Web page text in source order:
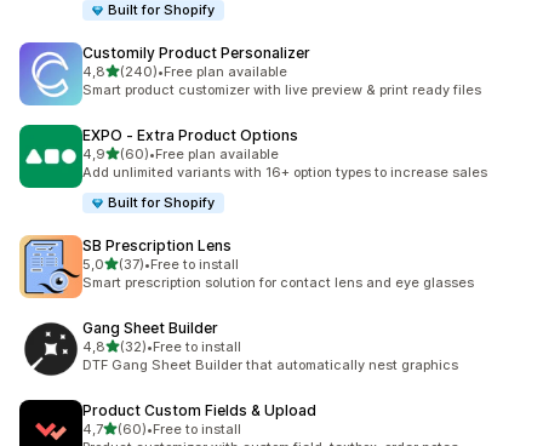
Built for Shopify
Customily Product Personalizer
4,85 yıldız üzerinden
(240)
toplam 240 değerlendirme
•Free plan available
Smart product customizer with live preview & print ready files
EXPO ‑ Extra Product Options
4,95 yıldız üzerinden
(60)
toplam 60 değerlendirme
•Free plan available
Add unlimited variants with 16+ option types to increase sales
Built for Shopify
SB Prescription Lens
5,05 yıldız üzerinden
(37)
toplam 37 değerlendirme
•Free to install
Smart prescription solution for contact lens and eye glasses
Gang Sheet Builder
4,85 yıldız üzerinden
(32)
toplam 32 değerlendirme
•Free to install
DTF Gang Sheet Builder that automatically nest graphics
Product Custom Fields & Upload
4,75 yıldız üzerinden
(60)
toplam 60 değerlendirme
•Free to install